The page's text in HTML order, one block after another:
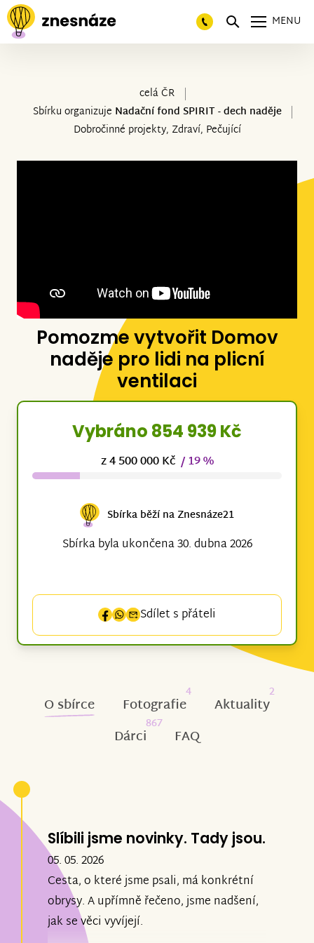
MENU
celá ČR
Sbírku organizuje Nadační fond SPIRIT - dech naděje
Dobročinné projekty, Zdraví, Pečující
Pomozme vytvořit Domov
naděje pro lidi na plicní
ventilaci
Vybráno 854 939 Kč
z 4 500 000 Kč / 19 %
Sbírka běží na Znesnáze21
Sbírka byla ukončena 30. dubna 2026
Sdílet s přáteli
O sbírce Fotografie
4
Aktuality
2
Dárci
867
FAQ
Slíbili jsme novinky. Tady jsou.
05. 05. 2026
Cesta, o které jsme psali, má konkrétní
obrysy. A upřímně řečeno, jsme nadšení,
jak se věci vyvíjejí.